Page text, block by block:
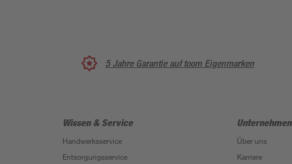
5 Jahre Garantie auf toom Eigenmarken
Wissen & Service
Handwerksservice
Entsorgungsservice
Unternehmen
Über uns
Karriere